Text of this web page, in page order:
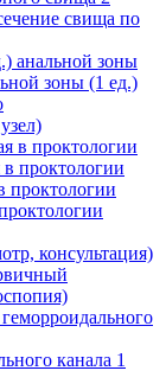
свища по
анальной зоны
зоны (1 ед.)
в проктологии
в проктологии
проктологии
консультация)
канала 1